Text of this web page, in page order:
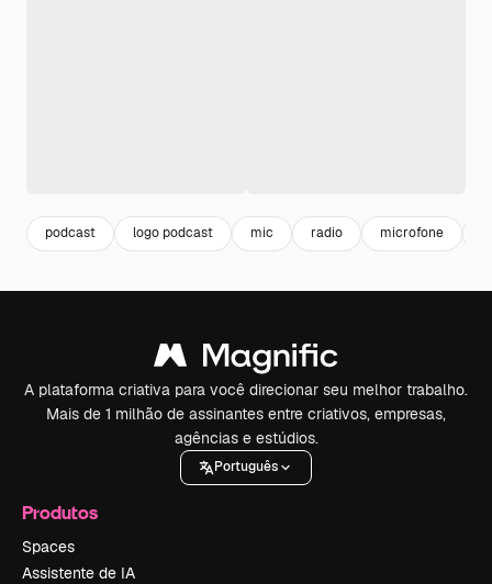
podcast logo podcast mic radio microfone
A plataforma criativa para você direcionar seu melhor trabalho.
Mais de 1 milhão de assinantes entre criativos, empresas,
agências e estúdios.
Português
Produtos
Spaces
Assistente de IA